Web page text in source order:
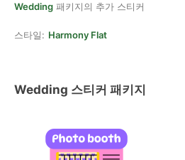
Wedding 패키지의 추가 스티커
스타일: Harmony Flat
Wedding 스티커 패키지